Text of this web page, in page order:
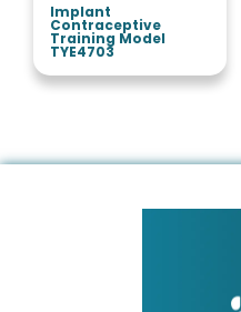
Implant
Contraceptive
Training Model
TYE4703